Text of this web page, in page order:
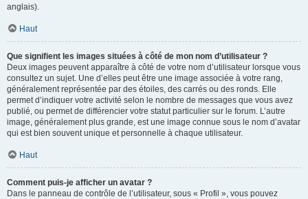
anglais).
Haut
Que signifient les images situées à côté de mon nom d’utilisateur ?
Deux images peuvent apparaître à côté de votre nom d’utilisateur lorsque vous
consultez un sujet. Une d’elles peut être une image associée à votre rang,
généralement représentée par des étoiles, des carrés ou des ronds. Elle
permet d’indiquer votre activité selon le nombre de messages que vous avez
publié, ou permet de différencier votre statut particulier sur le forum. L’autre
image, généralement plus grande, est une image connue sous le nom d’avatar
qui est bien souvent unique et personnelle à chaque utilisateur.
Haut
Comment puis-je afficher un avatar ?
Dans le panneau de contrôle de l’utilisateur, sous « Profil », vous pouvez